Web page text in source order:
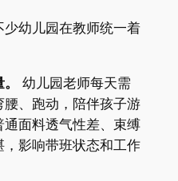
幼儿园在教师统一着
幼儿园老师每天需
、跑动，陪伴孩子游
面料透气性差、束缚
影响带班状态和工作